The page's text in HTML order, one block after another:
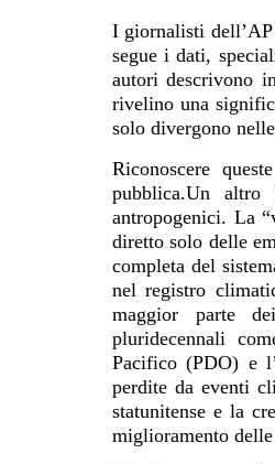
I giornalisti
segue i dati,
autori descrivono
rivelino una
solo divergono
Riconoscere
pubblica.Un
antropogenici. La
diretto solo delle
completa del
nel registro
maggior parte
pluridecennali
Pacifico (PDO) e
perdite da eventi
statunitense e la
miglioramento